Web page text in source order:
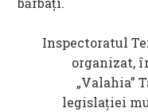
Inspectoratul
organizat,
„Valahia”
legislației